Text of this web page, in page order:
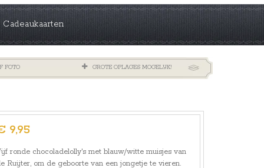
Cadeaukaarten
FOTO GROTE OPLAGES MOGELIJK!
9,95
ronde chocoladelolly's met blauw/witte muisjes van
Ruijter, om de geboorte van een jongetje te vieren.